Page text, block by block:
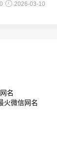
2026-03-10
火微信网名